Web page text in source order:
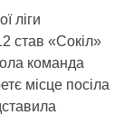
ліги
став «Сокіл»
команда
місце посіла